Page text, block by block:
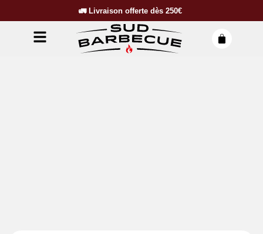
🚛 Livraison offerte dès 250€